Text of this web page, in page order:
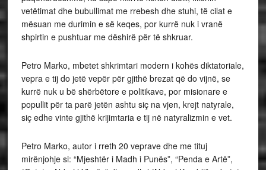
vetëtimat dhe bubullimat me rrebesh dhe stuhi, të cilat e
mësuan me durimin e së keqes, por kurrë nuk i vranë
shpirtin e pushtuar me dëshirë për të shkruar.
Petro Marko, mbetet shkrimtari modern i kohës diktatoriale,
vepra e tij do jetë vepër për gjithë brezat që do vijnë, se
kurrë nuk u bë shërbëtore e politikave, por misionare e
popullit për ta parë jetën ashtu siç na vjen, krejt natyrale,
siç edhe vinte gjithë krijimtaria e tij në natyralizmin e vet.
Petro Marko, autor i rreth 20 veprave dhe me tituj
mirënjohje si: “Mjeshtër i Madh i Punës”, “Penda e Artë”,